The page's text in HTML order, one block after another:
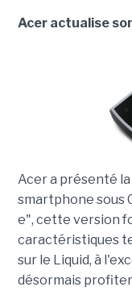
Acer actualise
Acer a présenté
smartphone sous
e", cette version
caractéristiques
sur le Liquid, à
désormais